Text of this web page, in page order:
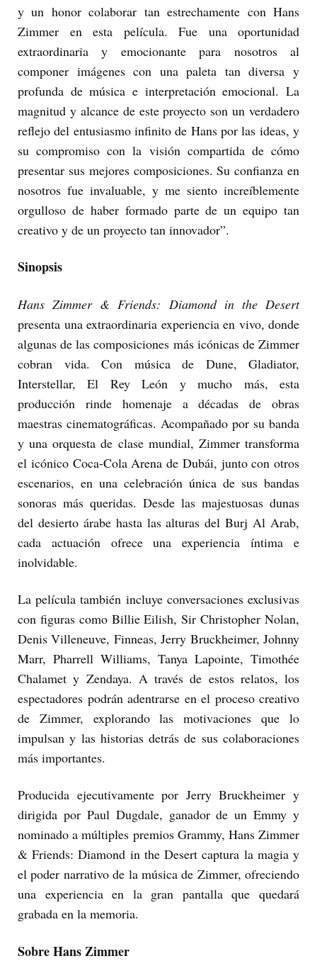
y un honor colaborar tan estrechamente con Hans
Zimmer en esta película. Fue una oportunidad
extraordinaria y emocionante para nosotros al
componer imágenes con una paleta tan diversa y
profunda de música e interpretación emocional. La
magnitud y alcance de este proyecto son un verdadero
reflejo del entusiasmo infinito de Hans por las ideas, y
su compromiso con la visión compartida de cómo
presentar sus mejores composiciones. Su confianza en
nosotros fue invaluable, y me siento increíblemente
orgulloso de haber formado parte de un equipo tan
creativo y de un proyecto tan innovador”.
Sinopsis
Hans Zimmer & Friends: Diamond in the Desert
presenta una extraordinaria experiencia en vivo, donde
algunas de las composiciones más icónicas de Zimmer
cobran vida. Con música de Dune, Gladiator,
Interstellar, El Rey León y mucho más, esta
producción rinde homenaje a décadas de obras
maestras cinematográficas. Acompañado por su banda
y una orquesta de clase mundial, Zimmer transforma
el icónico Coca-Cola Arena de Dubái, junto con otros
escenarios, en una celebración única de sus bandas
sonoras más queridas. Desde las majestuosas dunas
del desierto árabe hasta las alturas del Burj Al Arab,
cada actuación ofrece una experiencia íntima e
inolvidable.
La película también incluye conversaciones exclusivas
con figuras como Billie Eilish, Sir Christopher Nolan,
Denis Villeneuve, Finneas, Jerry Bruckheimer, Johnny
Marr, Pharrell Williams, Tanya Lapointe, Timothée
Chalamet y Zendaya. A través de estos relatos, los
espectadores podrán adentrarse en el proceso creativo
de Zimmer, explorando las motivaciones que lo
impulsan y las historias detrás de sus colaboraciones
más importantes.
Producida ejecutivamente por Jerry Bruckheimer y
dirigida por Paul Dugdale, ganador de un Emmy y
nominado a múltiples premios Grammy, Hans Zimmer
& Friends: Diamond in the Desert captura la magia y
el poder narrativo de la música de Zimmer, ofreciendo
una experiencia en la gran pantalla que quedará
grabada en la memoria.
Sobre Hans Zimmer